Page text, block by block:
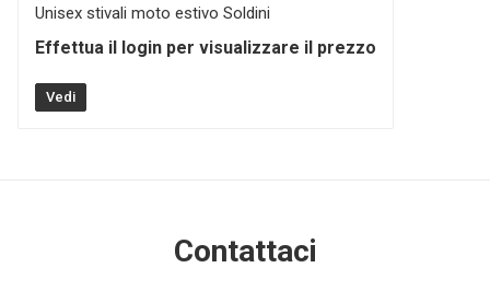
Unisex stivali moto estivo Soldini
Effettua il login per visualizzare il prezzo
Vedi
Contattaci